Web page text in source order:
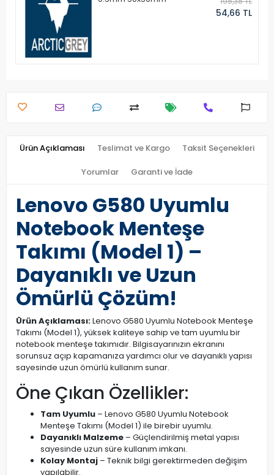
54,66 TL
Ürün Açıklaması Teslimat ve Kargo Taksit Seçenekleri
Yorumlar Garanti ve İade
Lenovo G580 Uyumlu
Notebook Menteşe
Takımı (Model 1) –
Dayanıklı ve Uzun
Ömürlü Çözüm!
Ürün Açıklaması:Lenovo G580 Uyumlu Notebook Menteşe
Takımı (Model 1), yüksek kaliteye sahip ve tam uyumlu bir
notebook menteşe takımıdır. Bilgisayarınızın ekranını
sorunsuz açıp kapamanıza yardımcı olur ve dayanıklı yapısı
sayesinde uzun ömürlü kullanım sunar.
Öne Çıkan Özellikler:
Tam Uyumlu – Lenovo G580 Uyumlu Notebook
Menteşe Takımı (Model 1) ile birebir uyumlu.
Dayanıklı Malzeme – Güçlendirilmiş metal yapısı
sayesinde uzun süre kullanım imkanı.
Kolay Montaj – Teknik bilgi gerektirmeden değişim
yapılabilir.